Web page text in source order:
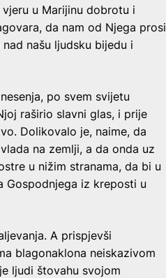
vjeru u Marijinu dobrotu i
da nam od Njega prosi
našu ljudsku bijedu i
po svem svijetu
raširio slavni glas, i prije
Dolikovalo je, naime, da
na zemlji, a da onda uz
u nižim stranama, da bi u
Gospodnjega iz kreposti u
A prispjevši
blagonaklona neiskazivom
ljudi štovahu svojom